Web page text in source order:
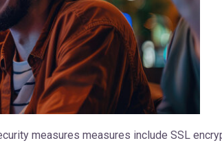
measures measures include SSL